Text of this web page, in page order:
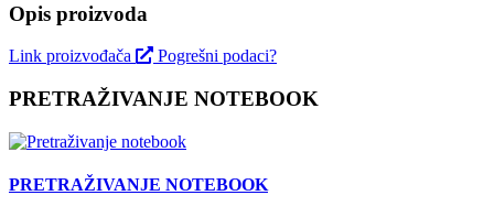
Opis proizvoda
Link proizvođača Pogrešni podaci?
PRETRAŽIVANJE NOTEBOOK
PRETRAŽIVANJE NOTEBOOK